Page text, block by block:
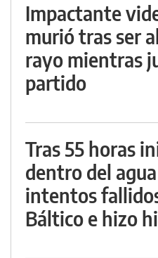
Impactante
murió tras ser
rayo mientras
partido
Tras 55 horas
dentro del
intentos
Báltico e hizo